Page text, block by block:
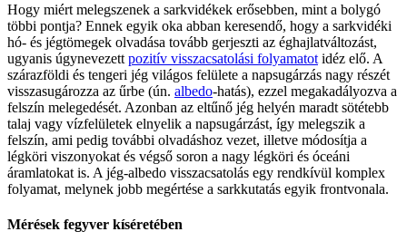
Hogy miért melegszenek a sarkvidékek erősebben, mint a bolygó
többi pontja? Ennek egyik oka abban keresendő, hogy a sarkvidéki
hó- és jégtömegek olvadása tovább gerjeszti az éghajlatváltozást,
ugyanis úgynevezett pozitív visszacsatolási folyamatot idéz elő. A
szárazföldi és tengeri jég világos felülete a napsugárzás nagy részét
visszasugározza az űrbe (ún. albedo-hatás), ezzel megakadályozva a
felszín melegedését. Azonban az eltűnő jég helyén maradt sötétebb
talaj vagy vízfelületek elnyelik a napsugárzást, így melegszik a
felszín, ami pedig további olvadáshoz vezet, illetve módosítja a
légköri viszonyokat és végső soron a nagy légköri és óceáni
áramlatokat is. A jég-albedo visszacsatolás egy rendkívül komplex
folyamat, melynek jobb megértése a sarkkutatás egyik frontvonala.
Mérések fegyver kíséretében